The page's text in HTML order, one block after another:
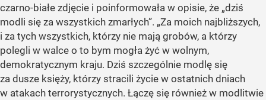
czarno-białe zdjęcie i poinformowała w opisie, że „dziś
modli się za wszystkich zmarłych”. „Za moich najbliższych,
i za tych wszystkich, którzy nie mają grobów, a którzy
polegli w walce o to bym mogła żyć w wolnym,
demokratycznym kraju. Dziś szczególnie modlę się
za dusze księży, którzy stracili życie w ostatnich dniach
w atakach terrorystycznych. Łączę się również w modlitwie